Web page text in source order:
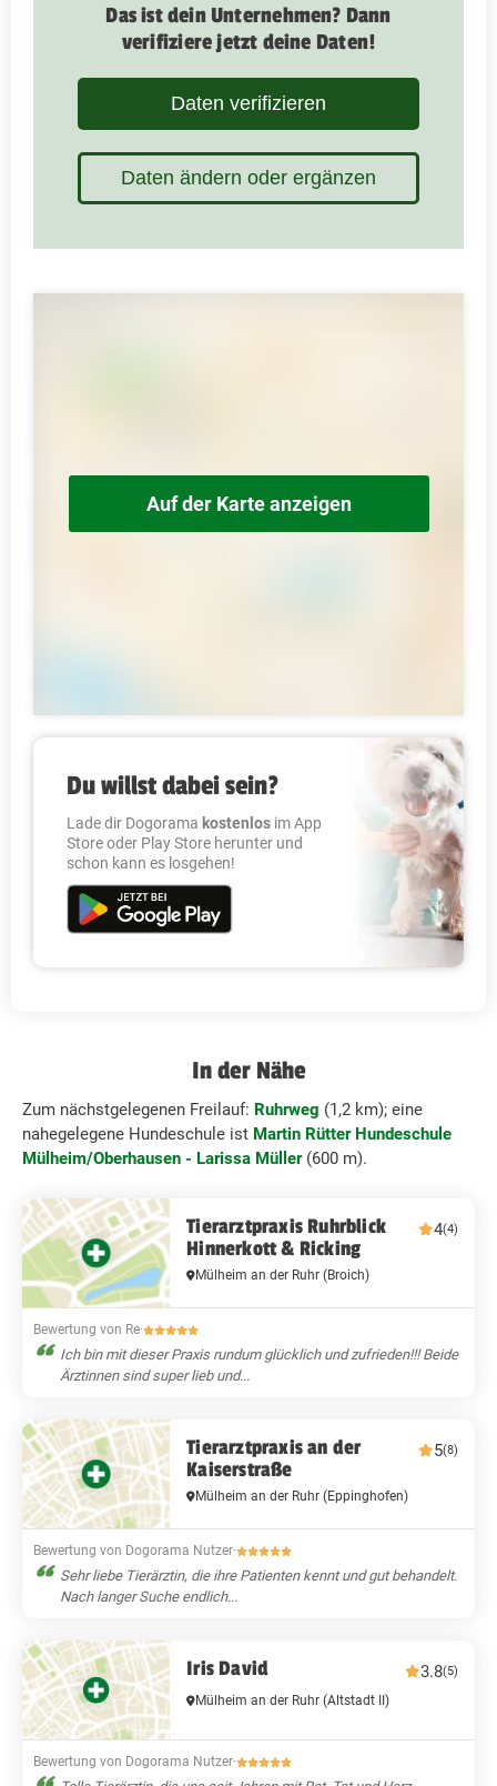
Das ist dein Unternehmen? Dann
verifiziere jetzt deine Daten!
Daten verifizieren
Daten ändern oder ergänzen
Auf der Karte anzeigen
Du willst dabei sein?
Lade dir Dogorama kostenlos im App
Store oder Play Store herunter und
schon kann es losgehen!
In der Nähe
Zum nächstgelegenen Freilauf: Ruhrweg (1,2 km); eine
nahegelegene Hundeschule ist Martin Rütter Hundeschule
Mülheim/Oberhausen - Larissa Müller(600 m).
Tierarztpraxis Ruhrblick
Hinnerkott & Ricking
4(4)
Mülheim an der Ruhr(Broich)
Bewertung von Re·
Ich bin mit dieser Praxis rundum glücklich und zufrieden!!! Beide
Ärztinnen sind super lieb und...
Tierarztpraxis an der
Kaiserstraße
5(8)
Mülheim an der Ruhr(Eppinghofen)
Bewertung von Dogorama Nutzer·
Sehr liebe Tierärztin, die ihre Patienten kennt und gut behandelt.
Nach langer Suche endlich...
Iris David 3.8(5)
Mülheim an der Ruhr(Altstadt II)
Bewertung von Dogorama Nutzer·